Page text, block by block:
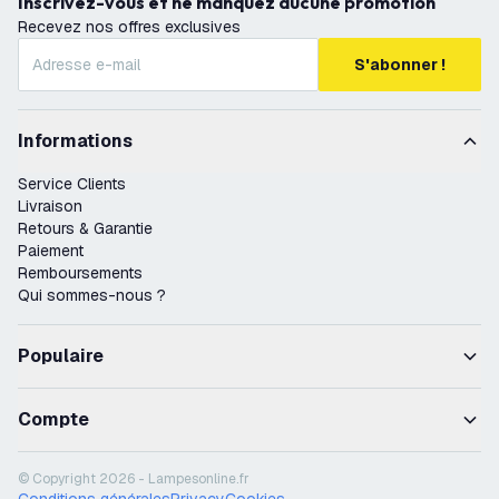
Recevez nos offres exclusives
S'abonner !
Informations
Service Clients
Livraison
Retours & Garantie
Paiement
Remboursements
Qui sommes-nous ?
Populaire
Compte
© Copyright 2026 - Lampesonline.fr